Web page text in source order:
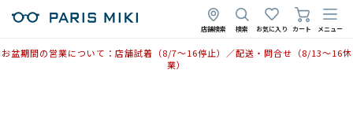
店舗検索 検索 お気に入り カート メニュー
お盆期間の営業について：店舗試着（8/7〜16停止）／配送・問合せ（8/13〜16休
業）